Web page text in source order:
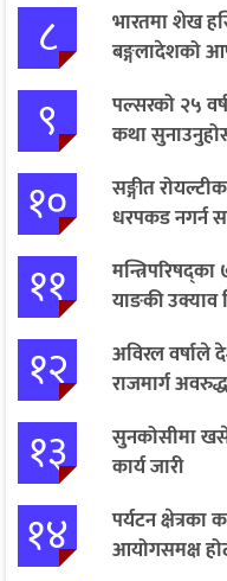
८
भारतमा शेख
बङ्गलादेशको
९
पल्सरको २५
कथा
१०
सङ्गीत
धरपकड नगर्न
११
याङकी उक्याव
१२
अविरल वर्षाले
राजमार्ग अवरुद्ध
१३
सुनकोसीमा
कार्य जारी
१४
पर्यटन क्षेत्रका
आयोगसमक्ष